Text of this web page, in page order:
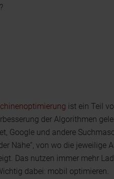
ist ein Teil
der Algorithmen
Google und andere
Nähe“, von wo die jeweilige
Das nutzen immer mehr
dabei: mobil optimieren.